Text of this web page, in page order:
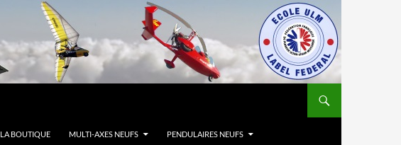
LA BOUTIQUE MULTI-AXES NEUFS PENDULAIRES NEUFS